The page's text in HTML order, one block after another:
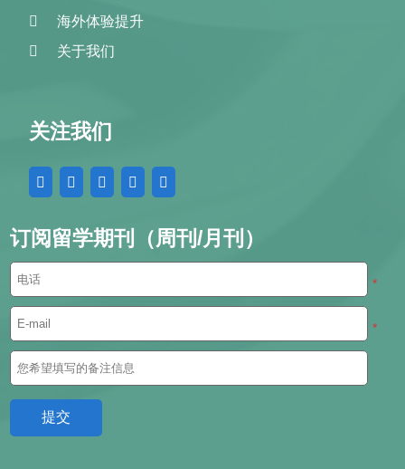
海外体验提升
关于我们
关注我们
订阅留学期刊（周刊/月刊）
*
*